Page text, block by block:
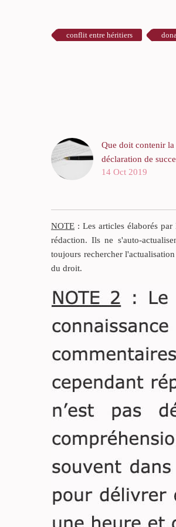
conflit entre héritiers
Que doit contenir la
déclaration de
quand la déposer ?
succession est
en principe.
En sont dispensés
enfants, les époux
50.000 euros.
14 Oct 2019
NOTE : Les articles élaborés
rédaction. Ils ne s'auto-
toujours rechercher
du droit.